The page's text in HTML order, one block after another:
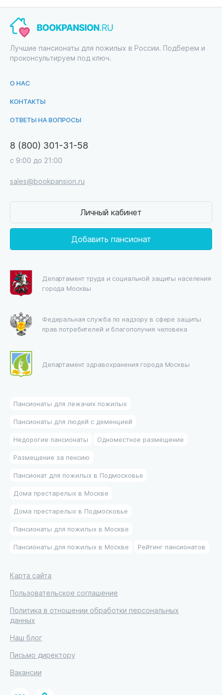
Лучшие пансионаты для пожилых в России. Подберем и
проконсультируем под ключ.
О НАС
КОНТАКТЫ
ОТВЕТЫ НА ВОПРОСЫ
8 (800) 301-31-58
с 9:00 до 21:00
sales@bookpansion.ru
Личный кабинет
Добавить пансионат
Департамент труда и социальной защиты населения
города Москвы
Федеральная служба по надзору в сфере защиты
прав потребителей и благополучия человека
Департамент здравохранения города Москвы
Пансионаты для лежачих пожилых
Пансионаты для людей с деменцией
Недорогие пансионаты Одноместное размещение
Размещение за пенсию
Пансионат для пожилых в Подмосковье
Дома престарелых в Москве
Дома престарелых в Подмосковье
Пансионаты для пожилых в Москве
Пансионаты для пожилых в Москве Рейтинг пансионатов
Карта сайта
Пользовательское соглашение
Политика в отношении обработки персональных
данных
Наш блог
Письмо директору
Вакансии